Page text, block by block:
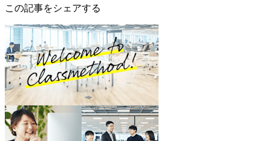
この記事をシェアする